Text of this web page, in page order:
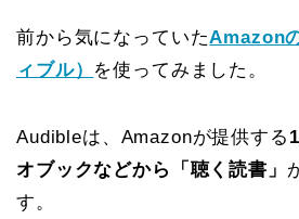
前から気になっていたAmazon
ィブル） を使ってみました。
Audibleは、Amazonが提供する
オブックなどから「聴く読書」
す。